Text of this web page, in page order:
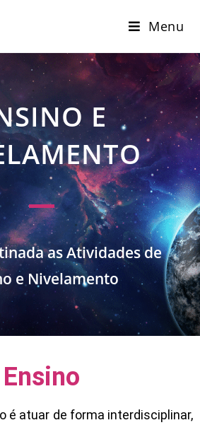
Menu
E
as Atividades de
e Nivelamento
Ensino
é atuar de forma interdisciplinar,